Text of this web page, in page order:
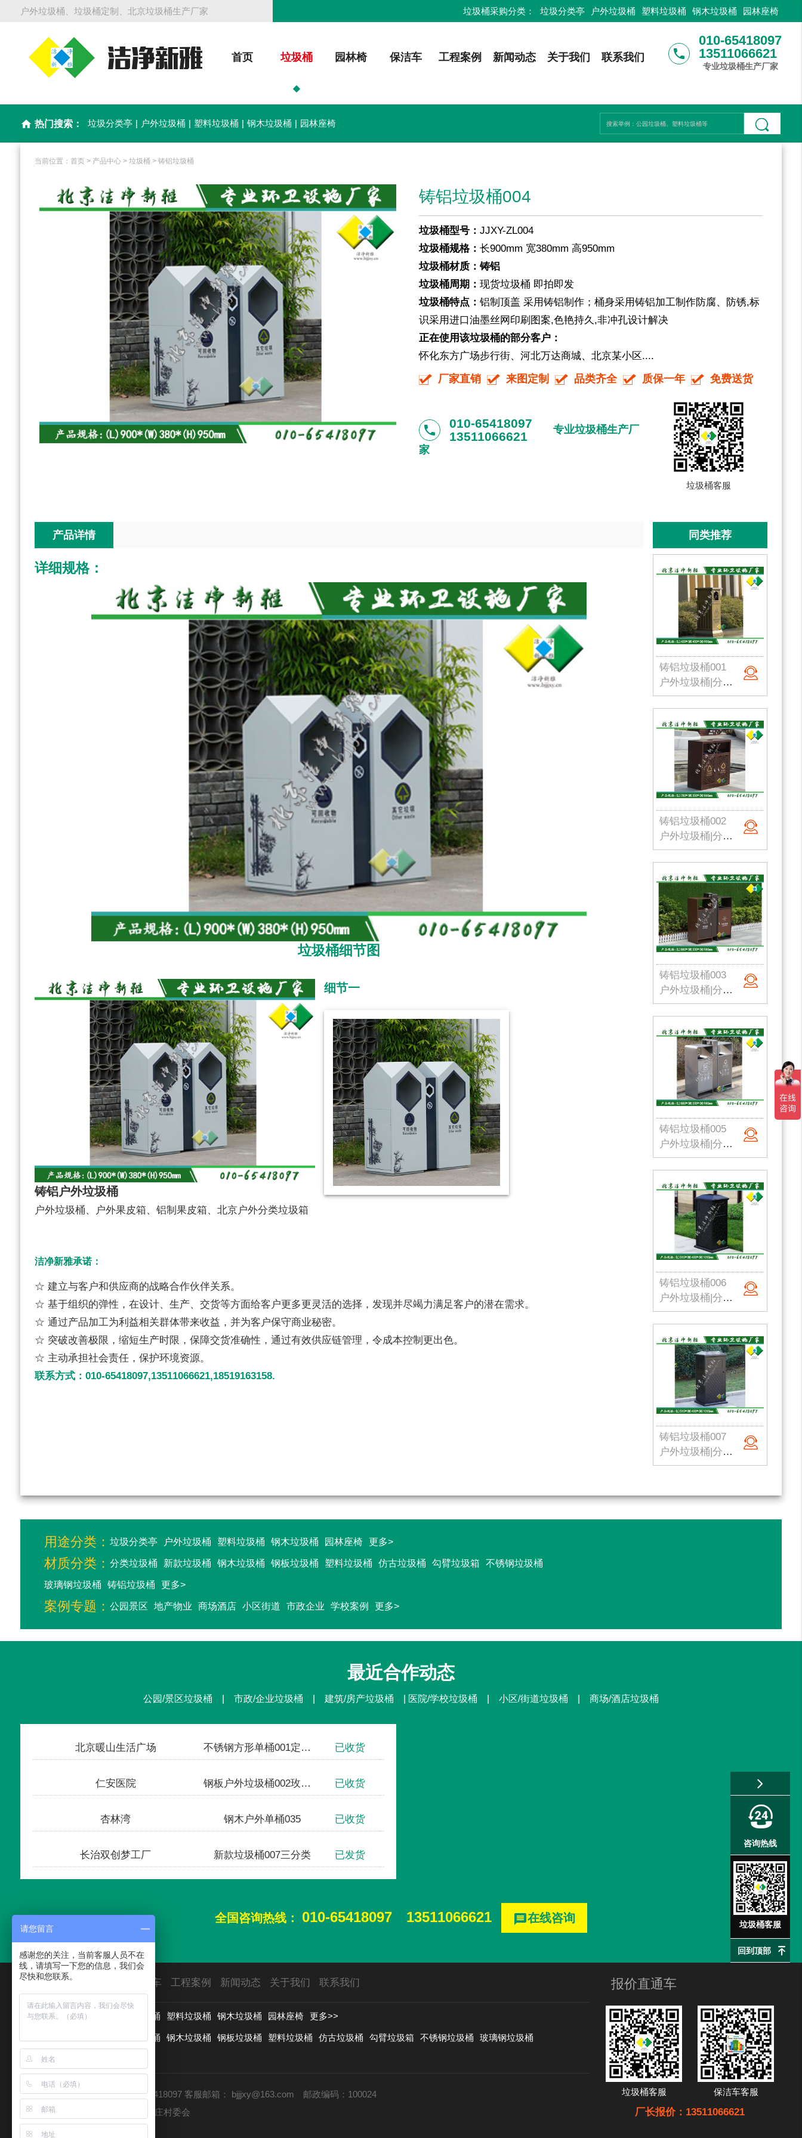
户外垃圾桶、垃圾桶定制、北京垃圾桶生产厂家 垃圾桶采购分类： 垃圾分类亭 户外垃圾桶 塑料垃圾桶 钢木垃圾桶 园林座椅
首页 垃圾桶 园林椅 保洁车 工程案例 新闻动态 关于我们 联系我们 phone
010-65418097
13511066621
专业垃圾桶生产厂家
home 热门搜索： 垃圾分类亭 | 户外垃圾桶 | 塑料垃圾桶 | 钢木垃圾桶 | 园林座椅
当前位置：首页 > 产品中心 >垃圾桶 >铸铝垃圾桶
铸铝垃圾桶004
垃圾桶型号： JJXY-ZL004
垃圾桶规格： 长900mm 宽380mm 高950mm
垃圾桶材质：铸铝
垃圾桶周期： 现货垃圾桶 即拍即发
垃圾桶特点： 铝制顶盖 采用铸铝制作；桶身采用铸铝加工制作防腐、防锈,标
识采用进口油墨丝网印刷图案,色艳持久,非冲孔设计解决
正在使用该垃圾桶的部分客户：
怀化东方广场步行街、河北万达商城、北京某小区....
厂家直销 来图定制 品类齐全 质保一年 免费送货
phone
010-65418097
13511066621
专业垃圾桶生产厂
家
垃圾桶客服
产品详情
详细规格：
垃圾桶细节图
铸铝户外垃圾桶
户外垃圾桶、户外果皮箱、铝制果皮箱、北京户外分类垃圾箱
细节一
洁净新雅承诺：
☆ 建立与客户和供应商的战略合作伙伴关系。
☆ 基于组织的弹性，在设计、生产、交货等方面给客户更多更灵活的选择，发现并尽竭力满足客户的潜在需求。
☆ 通过产品加工为利益相关群体带来收益，并为客户保守商业秘密。
☆ 突破改善极限，缩短生产时限，保障交货准确性，通过有效供应链管理，令成本控制更出色。
☆ 主动承担社会责任，保护环境资源。
联系方式：010-65418097,13511066621,18519163158.
同类推荐
铸铝垃圾桶001
户外垃圾桶|分类果皮箱|金属果皮箱|公园垃圾桶|不锈钢垃圾桶|北京洁净新雅
铸铝垃圾桶002
户外垃圾桶|分类果皮箱|金属果皮箱|公园垃圾桶|不锈钢垃圾桶|北京洁净新雅
铸铝垃圾桶003
户外垃圾桶|分类果皮箱|金属果皮箱|公园垃圾桶|不锈钢垃圾桶|北京洁净新雅
铸铝垃圾桶005
户外垃圾桶|分类果皮箱|金属果皮箱|公园垃圾桶|不锈钢垃圾桶|北京洁净新雅
铸铝垃圾桶006
户外垃圾桶|分类果皮箱|金属果皮箱|公园垃圾桶|不锈钢垃圾桶|北京洁净新雅
铸铝垃圾桶007
户外垃圾桶|分类果皮箱|金属果皮箱|公园垃圾桶|不锈钢垃圾桶|北京洁净新雅
用途分类： 垃圾分类亭 户外垃圾桶 塑料垃圾桶 钢木垃圾桶 园林座椅 更多>
材质分类： 分类垃圾桶 新款垃圾桶 钢木垃圾桶 钢板垃圾桶 塑料垃圾桶 仿古垃圾桶 勾臂垃圾箱 不锈钢垃圾桶
玻璃钢垃圾桶 铸铝垃圾桶 更多>
案例专题： 公园景区 地产物业 商场酒店 小区街道 市政企业 学校案例 更多>
最近合作动态
公园/景区垃圾桶 | 市政/企业垃圾桶 | 建筑/房产垃圾桶 | 医院/学校垃圾桶 | 小区/街道垃圾桶 | 商场/酒店垃圾桶
北京暖山生活广场 不锈钢方形单桶001定制款 已收货
仁安医院 钢板户外垃圾桶002玫瑰金 已收货
杏林湾 钢木户外单桶035 已收货
长治双创梦工厂 新款垃圾桶007三分类 已发货
全国咨询热线： 010-65418097 13511066621 message在线咨询
首页 垃圾桶 保洁车 工程案例 新闻动态 关于我们 联系我们
用途分类： 垃圾分类亭 户外垃圾桶 塑料垃圾桶 钢木垃圾桶 园林座椅 更多>>
新款垃圾桶 钢木垃圾桶 钢板垃圾桶 塑料垃圾桶 仿古垃圾桶 勾臂垃圾箱 不锈钢垃圾桶 玻璃钢垃圾桶
铸铝垃圾桶
客服电话：13511066621 010-65418097 客服邮箱： bjjjxy@163.com 邮政编码：100024
公司地址：北京市房山区长阳镇赵庄村委会
北京龙安环艺
报价直通车
垃圾桶客服 保洁车客服
厂长报价：13511066621
咨询热线
垃圾桶客服
回到顶部
请您留言
感谢您的关注，当前客服人员不在
线，请填写一下您的信息，我们会
尽快和您联系。